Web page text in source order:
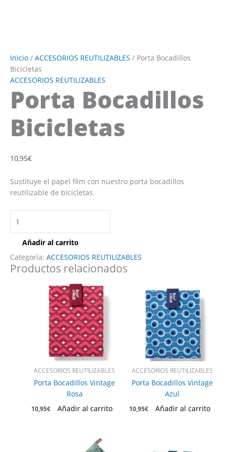
Inicio / ACCESORIOS REUTILIZABLES / Porta Bocadillos
Bicicletas
ACCESORIOS REUTILIZABLES
Porta Bocadillos
Bicicletas
10,95€
Sustituye el papel film con nuestro porta bocadillos
reutilizable de bicicletas.
Añadir al carrito
Categoría: ACCESORIOS REUTILIZABLES
Productos relacionados
ACCESORIOS REUTILIZABLES
Porta Bocadillos Vintage
Rosa
10,95€ Añadir al carrito
ACCESORIOS REUTILIZABLES
Porta Bocadillos Vintage
Azul
10,95€ Añadir al carrito